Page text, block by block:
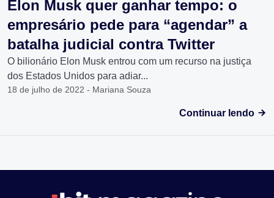
Elon Musk quer ganhar tempo: o
empresário pede para “agendar” a
batalha judicial contra Twitter
O bilionário Elon Musk entrou com um recurso na justiça
dos Estados Unidos para adiar...
18 de julho de 2022 - Mariana Souza
Continuar lendo